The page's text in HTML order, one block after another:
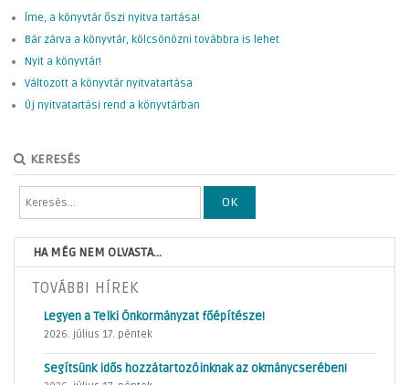
Íme, a könyvtár őszi nyitva tartása!
Bár zárva a könyvtár, kölcsönözni továbbra is lehet
Nyit a könyvtár!
Változott a könyvtár nyitvatartása
Új nyitvatartási rend a könyvtárban
KERESÉS
OK
HA MÉG NEM OLVASTA...
TOVÁBBI HÍREK
Legyen a Telki Önkormányzat főépítésze!
2026. július 17. péntek
Segítsünk idős hozzátartozóinknak az okmánycserében!